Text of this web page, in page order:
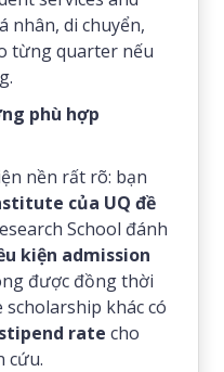
nhân, di chuyển,
từng quarter nếu
phù hợp
nền rất rõ: bạn
của UQ đề
School đánh
kiện admission
được đồng thời
khác có
stipend rate cho
cứu.